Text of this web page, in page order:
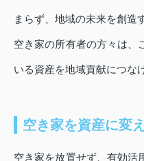
まらず、地域の未来を創造
空き家の所有者の方々は、
いる資産を地域貢献につな
空き家を資産に変
空き家を放置せず、有効活